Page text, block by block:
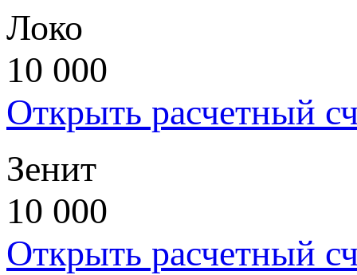
Локо
10 000
Открыть расчетный
Зенит
10 000
Открыть расчетный